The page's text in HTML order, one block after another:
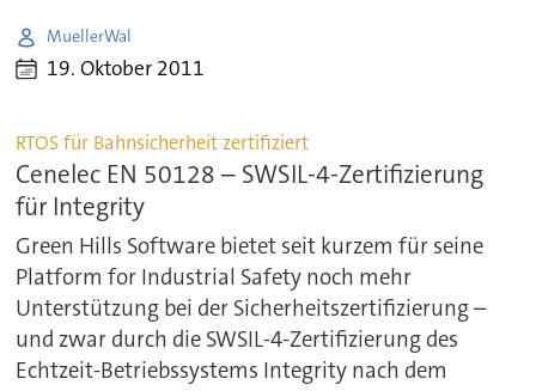
MuellerWal
19. Oktober 2011
RTOS für Bahnsicherheit zertifiziert
Cenelec EN 50128 – SWSIL-4-Zertifizierung
für Integrity
Green Hills Software bietet seit kurzem für seine
Platform for Industrial Safety noch mehr
Unterstützung bei der Sicherheitszertifizierung –
und zwar durch die SWSIL-4-Zertifizierung des
Echtzeit-Betriebssystems Integrity nach dem